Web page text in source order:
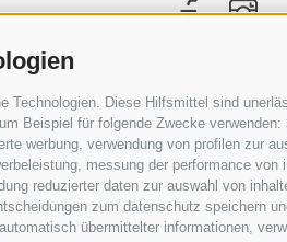
Technologien. Diese Hilfsmittel sind
Beispiel für folgende Zwecke
werbung, verwendung von profilen zur
messung der performance
reduzierter daten zur auswahl von
zum datenschutz speichern
übermittelter informationen,